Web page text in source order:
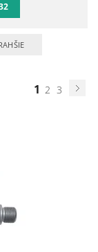
1 2 3